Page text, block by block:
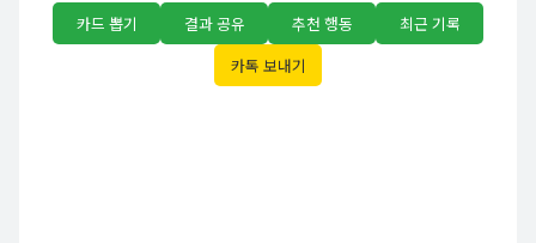
카드 뽑기 결과 공유 추천 행동
최근 기록
카톡 보내기